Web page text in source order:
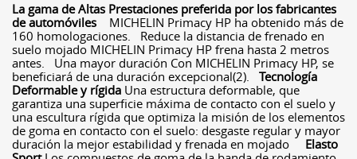
La gama de Altas Prestaciones preferida por los fabricantes
de automóviles
MICHELIN Primacy HP ha obtenido más de
160 homologaciones. Reduce la distancia de frenado en
suelo mojado MICHELIN Primacy HP frena hasta 2 metros
antes. Una mayor duración Con MICHELIN Primacy HP, se
beneficiará de una duración excepcional(2). Tecnología
Deformable y rígida Una estructura deformable, que
garantiza una superficie máxima de contacto con el suelo y
una escultura rígida que optimiza la misión de los elementos
de goma en contacto con el suelo: desgaste regular y mayor
duración la mejor estabilidad y frenada en mojado Elasto